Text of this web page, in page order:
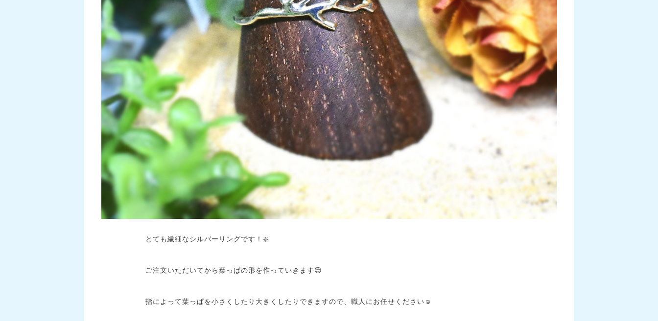
とても繊細なシルバーリングです！❇️
ご注文いただいてから葉っぱの形を作っていきます😊
指によって葉っぱを小さくしたり大きくしたりできますので、職人にお任せください☺️